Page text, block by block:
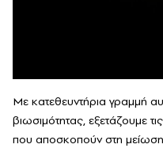
Με κατεθευντήρια γραμμή
βιωσιμότητας, εξετάζουμε
που αποσκοπούν στη